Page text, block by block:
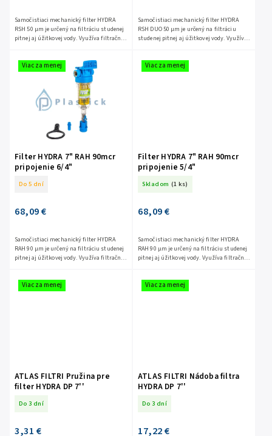
Samočistiaci mechanický filter HYDRA
RSH 50 μm je určený na filtráciu studenej
pitnej aj úžitkovej vody. Využíva filtračnú
Samočistiaci mechanický filter HYDRA
RSH DUO 50 μm je určený na filtráciu
studenej pitnej aj úžitkovej vody. Využíva
Viac za menej
Filter HYDRA 7" RAH 90mcr
pripojenie 6/4"
Do 5 dní
68,09 €
Samočistiaci mechanický filter HYDRA
RAH 90 μm je určený na filtráciu studenej
pitnej aj úžitkovej vody. Využíva filtračnú
Viac za menej
Filter HYDRA 7" RAH 90mcr
pripojenie 5/4"
Skladom (1 ks)
68,09 €
Samočistiaci mechanický filter HYDRA
RAH 90 μm je určený na filtráciu studenej
pitnej aj úžitkovej vody. Využíva filtračnú
Viac za menej
ATLAS FILTRI Pružina pre
filter HYDRA DP 7''
Do 3 dní
3,31 €
Viac za menej
ATLAS FILTRI Nádoba filtra
HYDRA DP 7''
Do 3 dní
17,22 €